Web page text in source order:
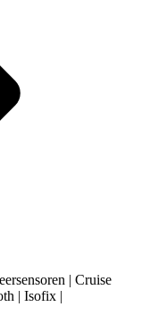
| Cruise
| Isofix |